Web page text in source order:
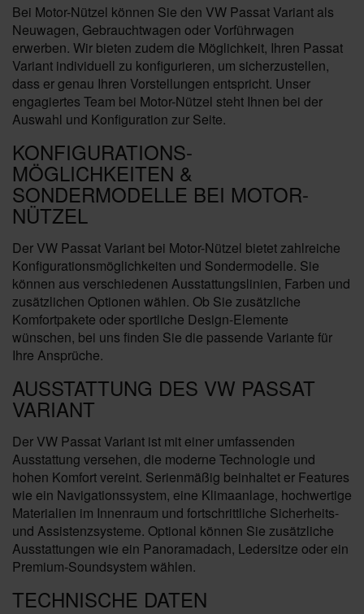
Bei Motor-Nützel können Sie den VW Passat Variant als
Neuwagen, Gebrauchtwagen oder Vorführwagen
erwerben. Wir bieten zudem die Möglichkeit, Ihren Passat
Variant individuell zu konfigurieren, um sicherzustellen,
dass er genau Ihren Vorstellungen entspricht. Unser
engagiertes Team bei Motor-Nützel steht Ihnen bei der
Auswahl und Konfiguration zur Seite.
KONFIGURATIONS-
MÖGLICHKEITEN &
SONDERMODELLE BEI MOTOR-
NÜTZEL
Der VW Passat Variant bei Motor-Nützel bietet zahlreiche
Konfigurationsmöglichkeiten und Sondermodelle. Sie
können aus verschiedenen Ausstattungslinien, Farben und
zusätzlichen Optionen wählen. Ob Sie zusätzliche
Komfortpakete oder sportliche Design-Elemente
wünschen, bei uns finden Sie die passende Variante für
Ihre Ansprüche.
AUSSTATTUNG DES VW PASSAT
VARIANT
Der VW Passat Variant ist mit einer umfassenden
Ausstattung versehen, die moderne Technologie und
hohen Komfort vereint. Serienmäßig beinhaltet er Features
wie ein Navigationssystem, eine Klimaanlage, hochwertige
Materialien im Innenraum und fortschrittliche Sicherheits-
und Assistenzsysteme. Optional können Sie zusätzliche
Ausstattungen wie ein Panoramadach, Ledersitze oder ein
Premium-Soundsystem wählen.
TECHNISCHE DATEN